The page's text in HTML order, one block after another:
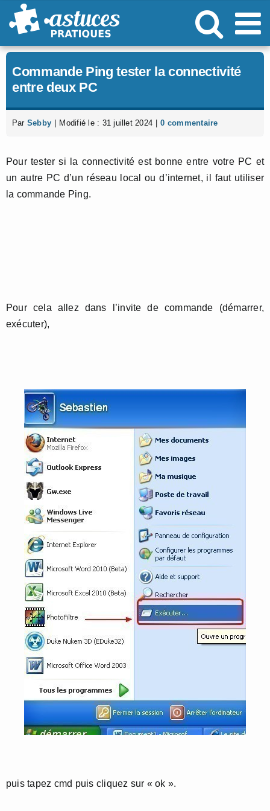
Passer
au
Commande Ping tester la connectivité
entre deux PC
Par Sebby Modifié le : 31 juillet 2024 0 commentaire
Pour tester si la connectivité est bonne entre votre PC et
un autre PC d’un réseau local ou d’internet, il faut utiliser
la commande Ping.
Pour cela allez dans l’invite de commande (démarrer,
exécuter),
puis tapez cmd puis cliquez sur « ok ».